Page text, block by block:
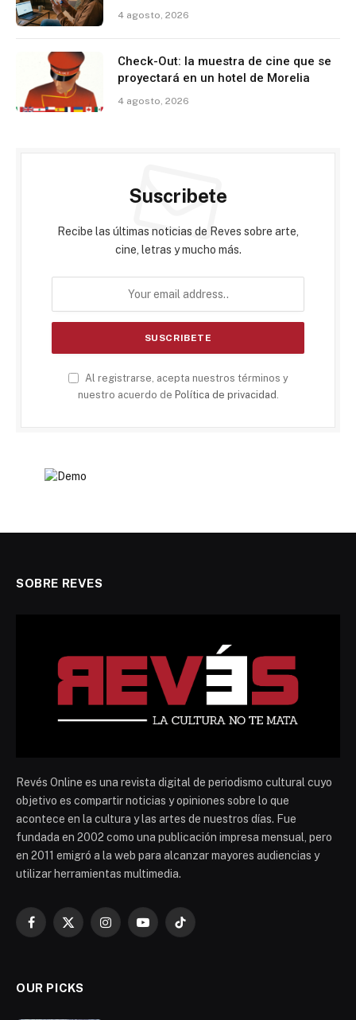
4 agosto, 2026
Check-Out: la muestra de cine que se
proyectará en un hotel de Morelia
4 agosto, 2026
Suscribete
Recibe las últimas noticias de Reves sobre arte,
cine, letras y mucho más.
Al registrarse, acepta nuestros términos y
nuestro acuerdo de Política de privacidad
SOBRE REVES
Revés Online es una revista digital de periodismo cultural cuyo
objetivo es compartir noticias y opiniones sobre lo que
acontece en la cultura y las artes de nuestros días. Fue
fundada en 2002 como una publicación impresa mensual, pero
en 2011 emigró a la web para alcanzar mayores audiencias y
utilizar herramientas multimedia.
Facebook
X
InstagramYouTubeTikTok
OUR PICKS